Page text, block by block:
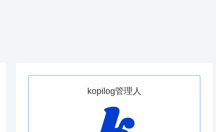
kopilog管理人